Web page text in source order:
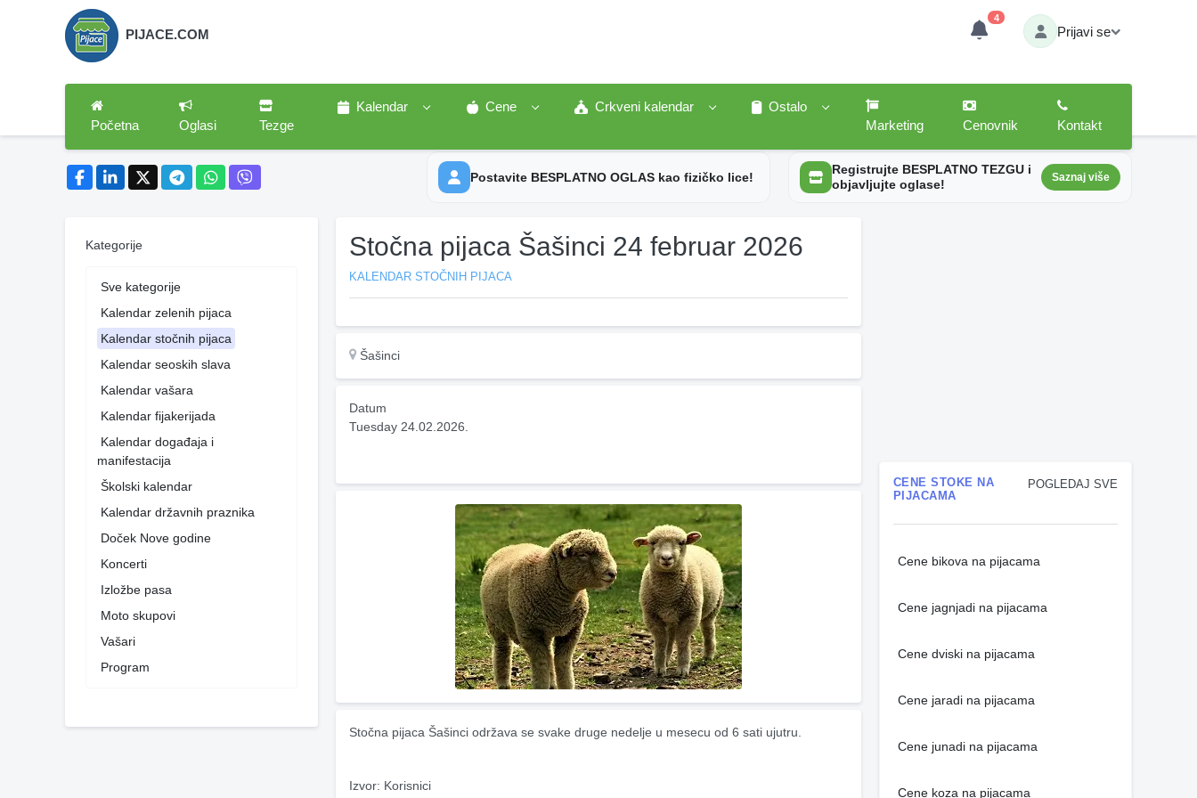
PIJACE.COM
4
Prijavi se
Početna Oglasi Tezge
Kalendar Cene Crkveni kalendar
Ostalo
Marketing
Cenovnik Kontakt
Postavite BESPLATNO OGLAS kao fizičko lice!
Registrujte BESPLATNO TEZGU i
objavljujte oglase!
Saznaj više
Kategorije
Sve kategorije
Kalendar zelenih pijaca
Kalendar stočnih pijaca
Kalendar seoskih slava
Kalendar vašara
Kalendar fijakerijada
Kalendar događaja i
manifestacija
Školski kalendar
Kalendar državnih praznika
Doček Nove godine
Koncerti
Izložbe pasa
Moto skupovi
Vašari
Program
Stočna pijaca Šašinci 24 februar 2026
KALENDAR STOČNIH PIJACA
Šašinci
Datum
Tuesday 24.02.2026.
Stočna pijaca Šašinci održava se svake druge nedelje u mesecu od 6 sati ujutru.
Izvor: Korisnici
POGLEDAJ SVE
CENE STOKE NA
PIJACAMA
Cene bikova na pijacama
Cene jagnjadi na pijacama
Cene dviski na pijacama
Cene jaradi na pijacama
Cene junadi na pijacama
Cene koza na pijacama